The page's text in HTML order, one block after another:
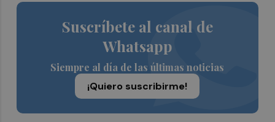
Suscríbete al canal de
Whatsapp
Siempre al día de las últimas noticias
¡Quiero suscribirme!